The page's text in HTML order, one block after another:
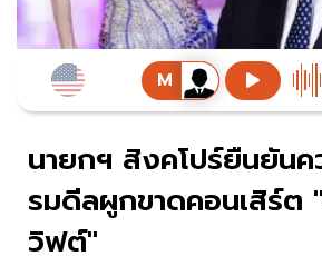
นายกฯ สิงคโปร์ยืนยันค
รมดีลผูกขาดคอนเสิร์ต
วิฟต์"